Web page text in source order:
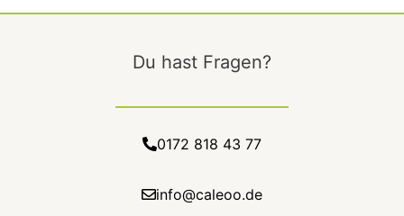
Du hast Fragen?
0172 818 43 77
info@caleoo.de